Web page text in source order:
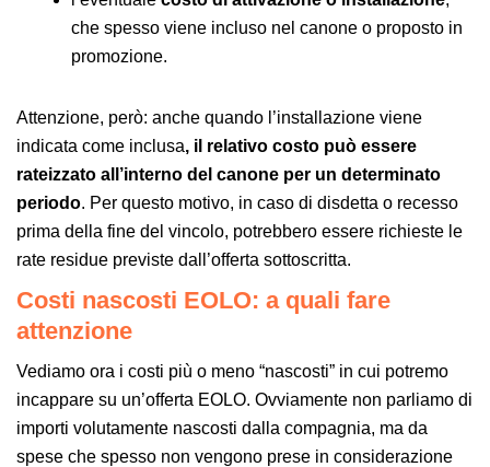
che spesso viene incluso nel canone o proposto in
promozione.
Attenzione, però: anche quando l’installazione viene
indicata come inclusa, il relativo costo può essere
rateizzato all’interno del canone per un determinato
periodo. Per questo motivo, in caso di disdetta o recesso
prima della fine del vincolo, potrebbero essere richieste le
rate residue previste dall’offerta sottoscritta.
Costi nascosti EOLO: a quali fare
attenzione
Vediamo ora i costi più o meno “nascosti” in cui potremo
incappare su un’offerta EOLO. Ovviamente non parliamo di
importi volutamente nascosti dalla compagnia, ma da
spese che spesso non vengono prese in considerazione